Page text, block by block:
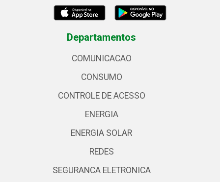
Departamentos
COMUNICACAO
CONSUMO
CONTROLE DE ACESSO
ENERGIA
ENERGIA SOLAR
REDES
SEGURANCA ELETRONICA